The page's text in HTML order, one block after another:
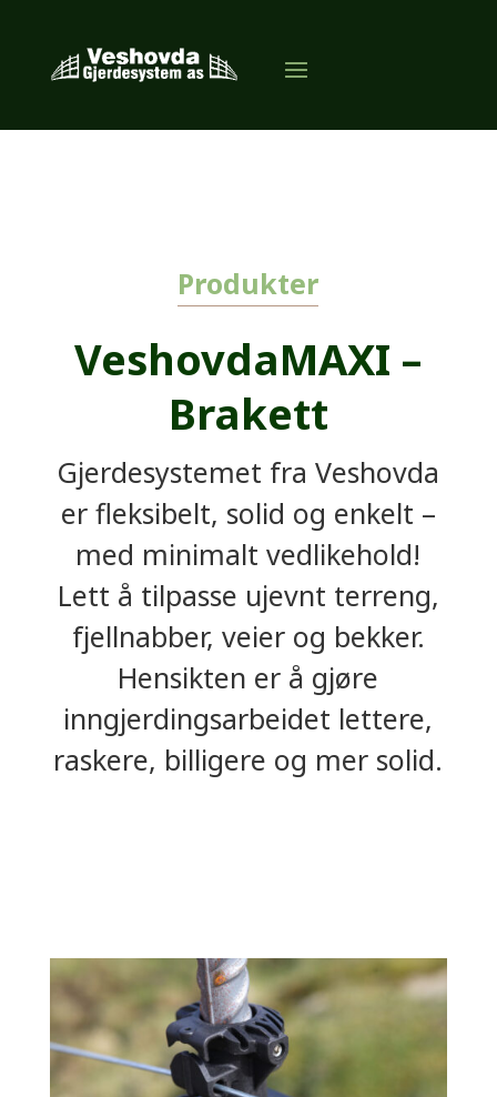
Produkter
VeshovdaMAXI –
Brakett
Gjerdesystemet fra Veshovda
er fleksibelt, solid og enkelt –
med minimalt vedlikehold!
Lett å tilpasse ujevnt terreng,
fjellnabber, veier og bekker.
Hensikten er å gjøre
inngjerdingsarbeidet lettere,
raskere, billigere og mer solid.